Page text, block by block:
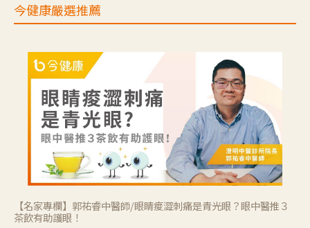
今健康嚴選推薦
【名家專欄】郭祐睿中醫師/眼睛痠澀刺痛是青光眼？眼中醫推３
茶飲有助護眼！